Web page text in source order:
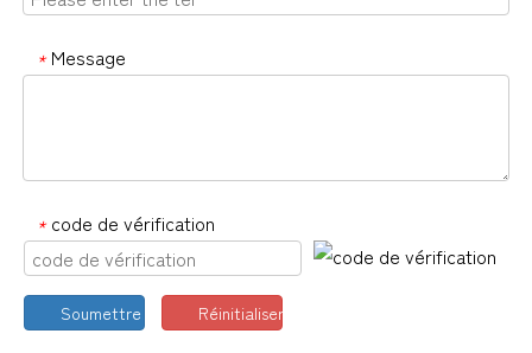
* Message
* code de vérification
Soumettre Réinitialiser